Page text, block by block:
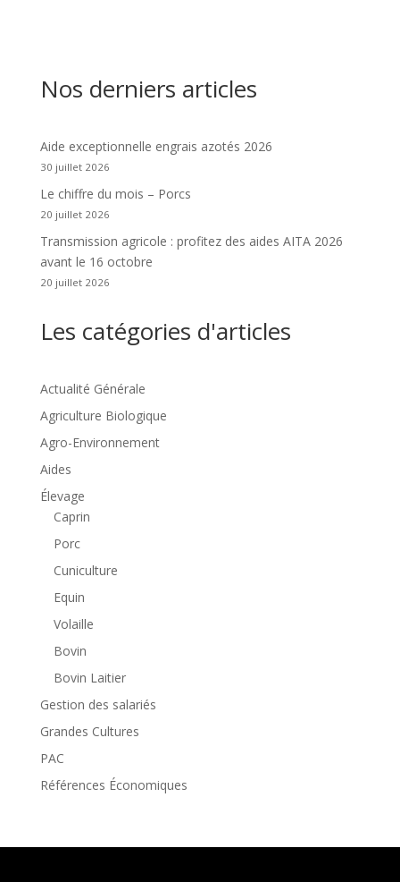
Nos derniers articles
Aide exceptionnelle engrais azotés 2026
30 juillet 2026
Le chiffre du mois – Porcs
20 juillet 2026
Transmission agricole : profitez des aides AITA 2026
avant le 16 octobre
20 juillet 2026
Les catégories d'articles
Actualité Générale
Agriculture Biologique
Agro-Environnement
Aides
Élevage
Caprin
Porc
Cuniculture
Equin
Volaille
Bovin
Bovin Laitier
Gestion des salariés
Grandes Cultures
PAC
Références Économiques